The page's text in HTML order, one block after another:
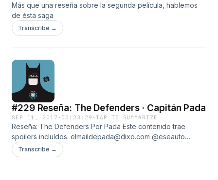
Más que una reseña sobre la segunda película, hablemos
de ésta saga
Transcribe →
#229 Reseña: The Defenders · Capitán Pada
SEP 11, 2017 · 00:23:29 ·TAP TO SUMMARIZE
Reseña: The Defenders Por Pada Este contenido trae
spoilers incluídos. elmaildepada@dixo.com @eseauto
elinstadepada La más reciente serie de televisión de
Marvel-Netflix es un premio para todos aquellos que vieron
Transcribe →